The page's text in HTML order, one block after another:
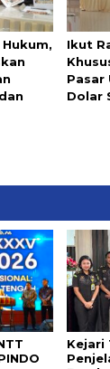
Ikut
Pasar
Dolar
Kejari